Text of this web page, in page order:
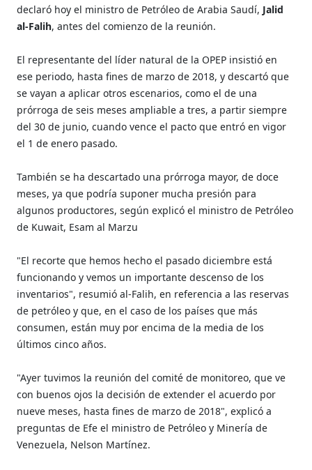
declaró hoy el ministro de Petróleo de Arabia Saudí, Jalid
al-Falih, antes del comienzo de la reunión.
El representante del líder natural de la OPEP insistió en
ese periodo, hasta fines de marzo de 2018, y descartó que
se vayan a aplicar otros escenarios, como el de una
prórroga de seis meses ampliable a tres, a partir siempre
del 30 de junio, cuando vence el pacto que entró en vigor
el 1 de enero pasado.
También se ha descartado una prórroga mayor, de doce
meses, ya que podría suponer mucha presión para
algunos productores, según explicó el ministro de Petróleo
de Kuwait, Esam al Marzu
"El recorte que hemos hecho el pasado diciembre está
funcionando y vemos un importante descenso de los
inventarios", resumió al-Falih, en referencia a las reservas
de petróleo y que, en el caso de los países que más
consumen, están muy por encima de la media de los
últimos cinco años.
"Ayer tuvimos la reunión del comité de monitoreo, que ve
con buenos ojos la decisión de extender el acuerdo por
nueve meses, hasta fines de marzo de 2018", explicó a
preguntas de Efe el ministro de Petróleo y Minería de
Venezuela, Nelson Martínez.